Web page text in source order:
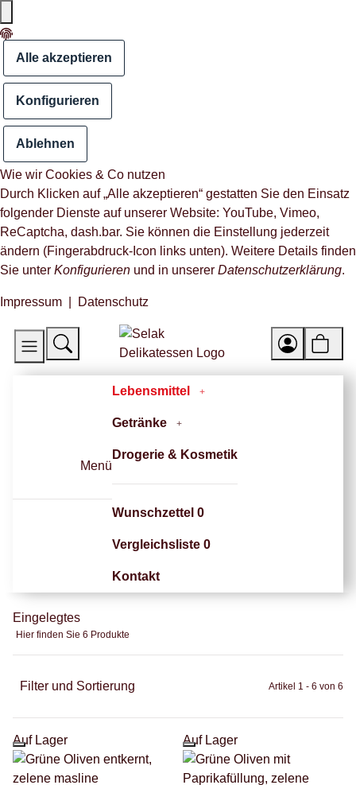
Alle akzeptieren
Konfigurieren
Ablehnen
Wie wir Cookies & Co nutzen
Durch Klicken auf „Alle akzeptieren“ gestatten Sie den Einsatz
folgender Dienste auf unserer Website: YouTube, Vimeo,
ReCaptcha, dash.bar. Sie können die Einstellung jederzeit
ändern (Fingerabdruck-Icon links unten). Weitere Details finden
Sie unter Konfigurieren und in unserer Datenschutzerklärung.
Impressum Datenschutz
Menü
Lebensmittel
Getränke
Drogerie & Kosmetik
Wunschzettel 0
Vergleichsliste 0
Kontakt
Eingelegtes
Hier finden Sie 6 Produkte
Filter und Sortierung Artikel 1 - 6 von 6
Auf Lager Auf Lager